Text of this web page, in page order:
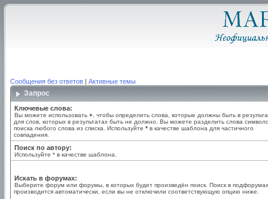
Сообщения без ответов | Активные темы
Запрос
Ключевые слова:
Вы можете использовать + , чтобы определить слова, которые должны быть в
для слов, которых в результатах быть не должно. Вы можете разделить слова
поиска любого слова из списка. Используйте * в качестве шаблона для частичного
совпадения.
Поиск по автору:
Используйте * в качестве шаблона.
Искать в форумах:
Выберите форум или форумы, в которых будет произведён поиск. Поиск в подфорумах
производится автоматически, если вы не отключили соответствующую опцию ниже.